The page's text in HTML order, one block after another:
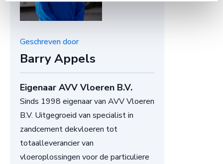
Geschreven door
Barry Appels
Eigenaar AVV Vloeren B.V.
Sinds 1998 eigenaar van AVV Vloeren
B.V. Uitgegroeid van specialist in
zandcement dekvloeren tot
totaalleverancier van
vloeroplossingen voor de particuliere